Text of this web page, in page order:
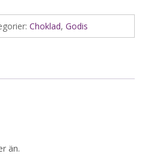
Choklad, Godis
än.